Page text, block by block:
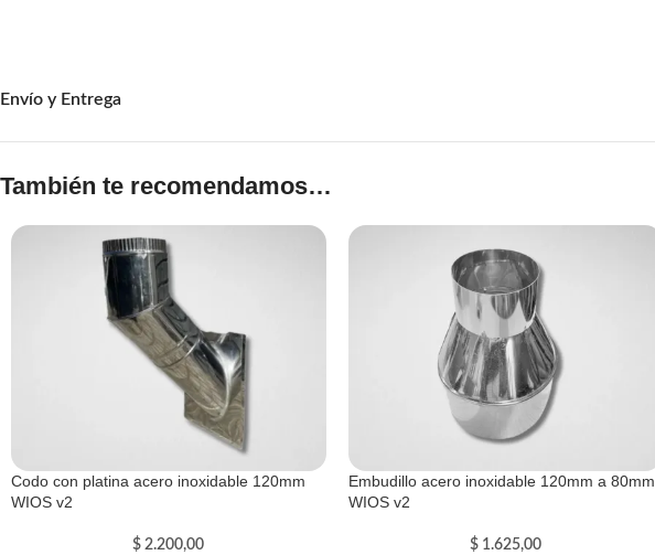
Envío y Entrega
También te recomendamos…
Codo con platina acero inoxidable 120mm
WIOS v2
$ 2.200,00
Embudillo acero inoxidable 120mm a 80mm
WIOS v2
$1.625,00